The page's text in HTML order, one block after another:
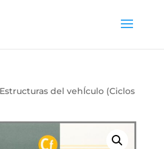
del vehÍculo (Ciclos